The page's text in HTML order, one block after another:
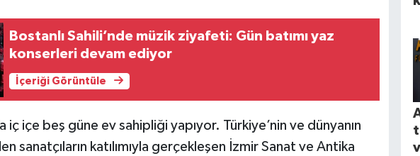
Bostanlı Sahili’nde müzik ziyafeti: Gün batımı yaz
konserleri devam ediyor
İçeriği Görüntüle
iç içe beş güne ev sahipliği yapıyor. Türkiye’nin ve dünyanın
sanatçıların katılımıyla gerçekleşen İzmir Sanat ve Antika